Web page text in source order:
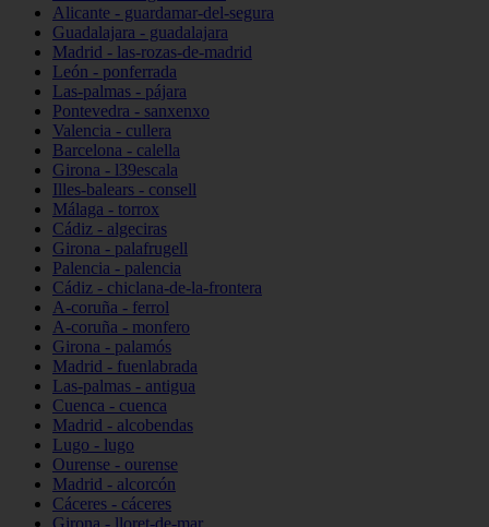
Alicante - guardamar-del-segura
Guadalajara - guadalajara
Madrid - las-rozas-de-madrid
León - ponferrada
Las-palmas - pájara
Pontevedra - sanxenxo
Valencia - cullera
Barcelona - calella
Girona - l39escala
Illes-balears - consell
Málaga - torrox
Cádiz - algeciras
Girona - palafrugell
Palencia - palencia
Cádiz - chiclana-de-la-frontera
A-coruña - ferrol
A-coruña - monfero
Girona - palamós
Madrid - fuenlabrada
Las-palmas - antigua
Cuenca - cuenca
Madrid - alcobendas
Lugo - lugo
Ourense - ourense
Madrid - alcorcón
Cáceres - cáceres
Girona - lloret-de-mar